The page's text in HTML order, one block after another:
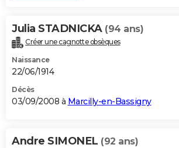
Julia STADNICKA (94 ans)
Créer une cagnotte obsèques
Naissance
22/06/1914
Décès
03/09/2008 à Marcilly-en-Bassigny
Andre SIMONEL (92 ans)